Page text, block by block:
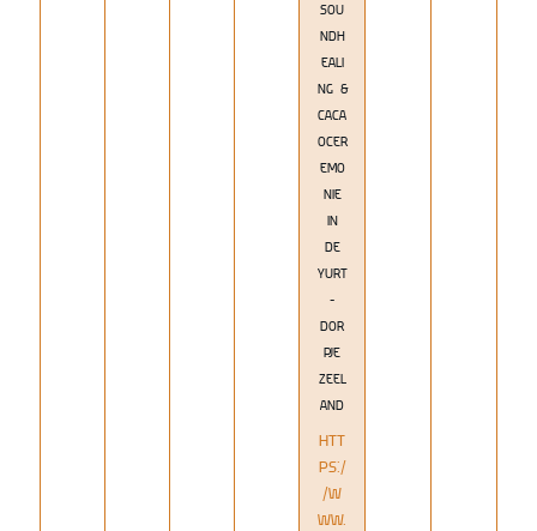
SOU
NDH
EALI
NG &
CACA
OCER
EMO
NIE
IN
DE
YURT
-
DOR
PJE
ZEEL
AND
HTT
PS:/
/W
WW.